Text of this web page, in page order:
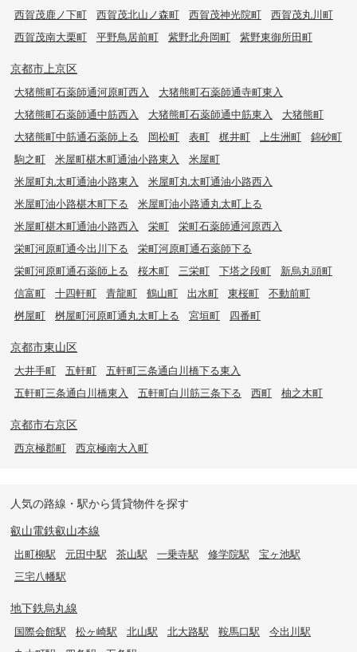
西賀茂鹿ノ下町
西賀茂北山ノ森町 西賀茂神光院町
西賀茂丸川町
西賀茂南大栗町
平野鳥居前町 紫野北舟岡町 紫野東御所田町
京都市上京区
大猪熊町石薬師通河原町西入
大猪熊町石薬師通寺町東入
大猪熊町石薬師通中筋西入
大猪熊町石薬師通中筋東入
大猪熊町
大猪熊町中筋通石薬師上る
岡松町 表町 梶井町 上生洲町
錦砂町
駒之町
米屋町椹木町通油小路東入
米屋町
米屋町丸太町通油小路東入
米屋町丸太町通油小路西入
米屋町油小路椹木町下る
米屋町油小路通丸太町上る
米屋町椹木町通油小路西入
栄町
栄町石薬師通河原西入
栄町河原町通今出川下る
栄町河原町通石薬師下る
栄町河原町通石薬師上る
桜木町 三栄町 下塔之段町
新烏丸頭町
信富町
十四軒町 青龍町 鶴山町 出水町 東桜町
不動前町
桝屋町
桝屋町河原町通丸太町上る 宮垣町 四番町
京都市東山区
大井手町 五軒町
五軒町三条通白川橋下る東入
五軒町三条通白川橋東入
五軒町白川筋三条下る 西町 柚之木町
京都市右京区
西京極郡町 西京極南大入町
人気の路線・駅から賃貸物件を探す
叡山電鉄叡山本線
出町柳駅 元田中駅 茶山駅 一乗寺駅 修学院駅
宝ヶ池駅
三宅八幡駅
地下鉄烏丸線
国際会館駅 松ヶ崎駅 北山駅 北大路駅 鞍馬口駅
今出川駅